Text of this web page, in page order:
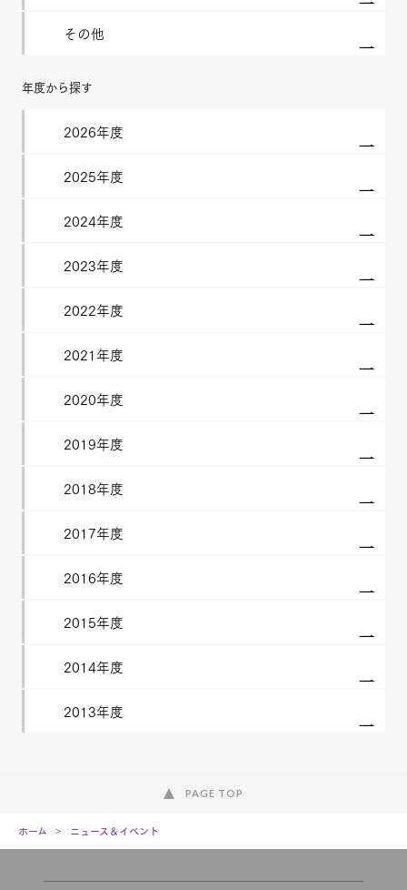
その他
年度から探す
2026年度
2025年度
2024年度
2023年度
2022年度
2021年度
2020年度
2019年度
2018年度
2017年度
2016年度
2015年度
2014年度
2013年度
PAGE TOP
ホーム ニュース＆イベント